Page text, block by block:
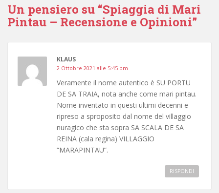
Un pensiero su “Spiaggia di Mari
Pintau – Recensione e Opinioni”
KLAUS
2 Ottobre 2021 alle 5:45 pm
Veramente il nome autentico è SU PORTU
DE SA TRAIA, nota anche come mari pintau.
Nome inventato in questi ultimi decenni e
ripreso a sproposito dal nome del villaggio
nuragico che sta sopra SA SCALA DE SA
REINA (cala regina) VILLAGGIO
“MARAPINTAU”.
RISPONDI